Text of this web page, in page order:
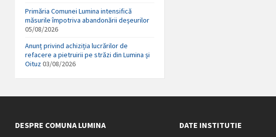
Primăria Comunei Lumina intensifică
măsurile împotriva abandonării deșeurilor
05/08/2026
Anunț privind achiziția lucrărilor de
refacere a pietruirii pe străzi din Lumina și
Oituz03/08/2026
DESPRE COMUNA LUMINA DATE INSTITUTIE